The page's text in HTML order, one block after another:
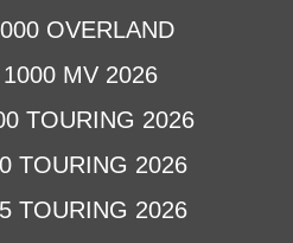
OVERLAND
MV 2026
TOURING 2026
TOURING 2026
TOURING 2026